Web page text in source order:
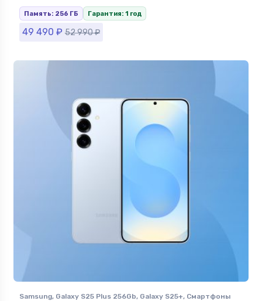
Память: 256 ГБ Гарантия: 1 год
49 490 ₽ 52 990₽
Samsung, Galaxy S25 Plus 256Gb, Galaxy S25+, Смартфоны